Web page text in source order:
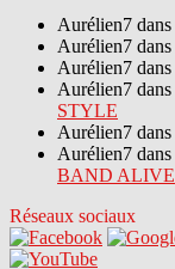
Aurélien7 dans
Aurélien7 dans
Aurélien7 dans
Aurélien7 dans
STYLE
Aurélien7 dans
Aurélien7 dans
BAND ALIVE
Réseaux sociaux